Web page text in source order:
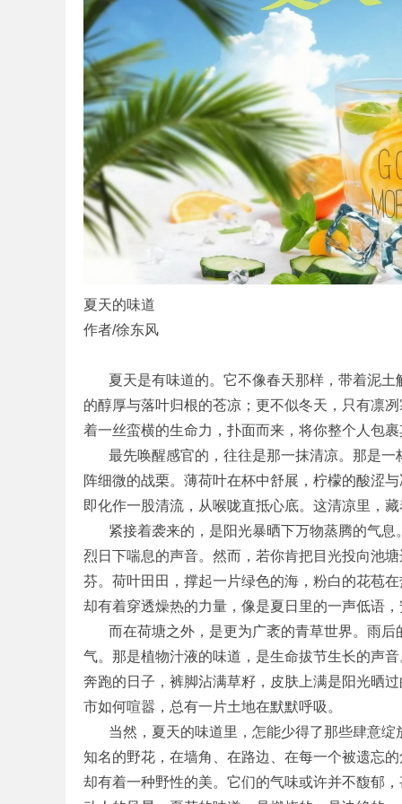
夏天的味道
作者/徐东风
夏天是有味道的。它不像春天那样，带着泥土
的醇厚与落叶归根的苍凉；更不似冬天，只有凛
着一丝蛮横的生命力，扑面而来，将你整个人包
最先唤醒感官的，往往是那一抹清凉。那是一
阵细微的战栗。薄荷叶在杯中舒展，柠檬的酸涩
即化作一股清流，从喉咙直抵心底。这清凉里，
紧接着袭来的，是阳光暴晒下万物蒸腾的气息
烈日下喘息的声音。然而，若你肯把目光投向池
芬。荷叶田田，撑起一片绿色的海，粉白的花苞
却有着穿透燥热的力量，像是夏日里的一声低语
而在荷塘之外，是更为广袤的青草世界。雨后
气。那是植物汁液的味道，是生命拔节生长的声
奔跑的日子，裤脚沾满草籽，皮肤上满是阳光晒
市如何喧嚣，总有一片土地在默默呼吸。
当然，夏天的味道里，怎能少得了那些肆意绽
知名的野花，在墙角、在路边、在每一个被遗忘
却有着一种野性的美。它们的气味或许并不馥郁